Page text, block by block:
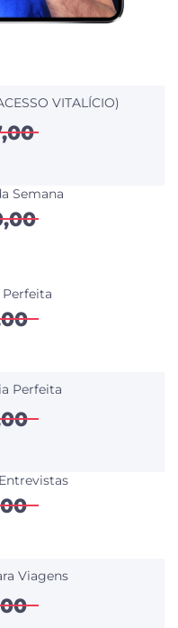
VITALÍCIO)
Semana
Perfeita
Viagens